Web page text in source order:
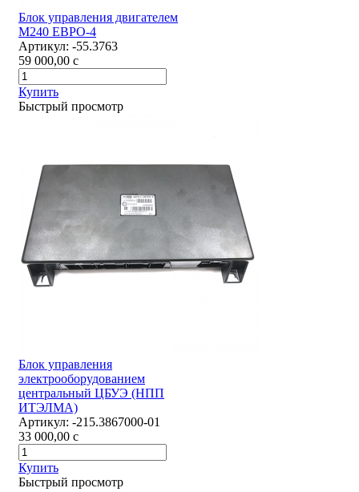
Блок управления двигателем
М240 ЕВРО-4
Артикул: -55.3763
59 000,00 c
Купить
Быстрый просмотр
Блок управления
электрооборудованием
центральный ЦБУЭ (НПП
ИТЭЛМА)
Артикул: -215.3867000-01
33 000,00 c
Купить
Быстрый просмотр